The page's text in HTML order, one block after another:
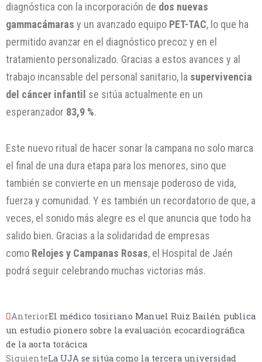
diagnóstica con la incorporación de dos nuevas
gammacámaras y un avanzado equipo PET-TAC, lo que ha
permitido avanzar en el diagnóstico precoz y en el
tratamiento personalizado. Gracias a estos avances y al
trabajo incansable del personal sanitario, la supervivencia
del cáncer infantil se sitúa actualmente en un
esperanzador 83,9 %.
Este nuevo ritual de hacer sonar la campana no solo marca
el final de una dura etapa para los menores, sino que
también se convierte en un mensaje poderoso de vida,
fuerza y comunidad. Y es también un recordatorio de que, a
veces, el sonido más alegre es el que anuncia que todo ha
salido bien. Gracias a la solidaridad de empresas
como Relojes y Campanas Rosas, el Hospital de Jaén
podrá seguir celebrando muchas victorias más.
AnteriorEl médico tosiriano Manuel Ruiz Bailén publica
un estudio pionero sobre la evaluación ecocardiográfica
de la aorta torácica
SiguienteLa UJA se sitúa como la tercera universidad